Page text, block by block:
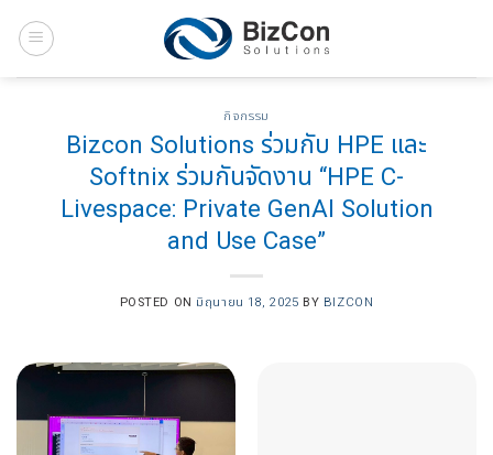
กิจกรรม
Bizcon Solutions ร่วมกับ HPE และ
Softnix ร่วมกันจัดงาน “HPE C-
Livespace: Private GenAI Solution
and Use Case”
POSTED ON มิถุนายน 18, 2025 BY BIZCON